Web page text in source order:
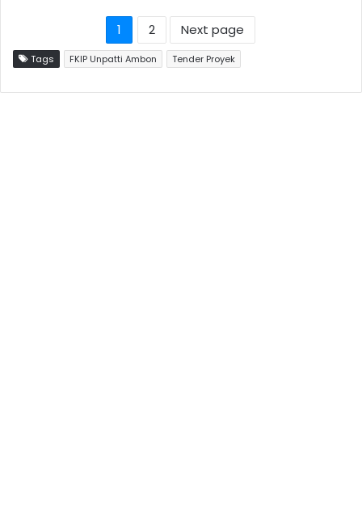
1 2 Next page
Tags FKIP Unpatti Ambon Tender Proyek